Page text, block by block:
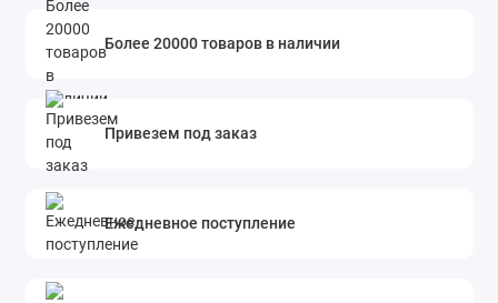
Более 20000 товаров в наличии
Привезем под заказ
Ежедневное поступление